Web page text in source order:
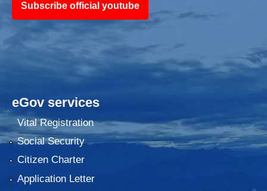
Subscribe official youtube
eGov services
Vital Registration
Social Security
Citizen Charter
Application Letter